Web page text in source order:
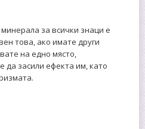
за всички знаци е
това, ако имате други
на едно място,
да засили ефекта им, като